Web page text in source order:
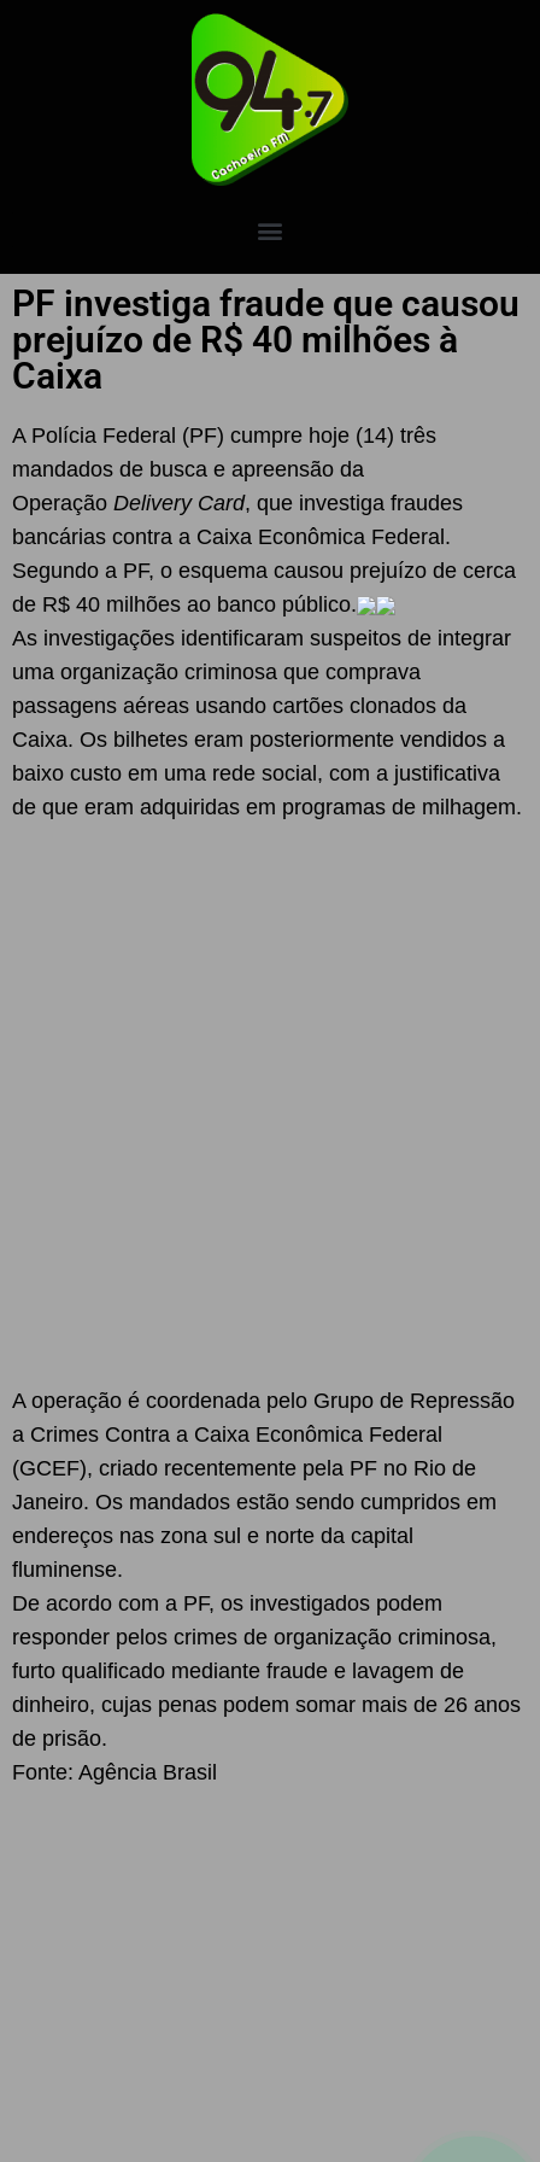
PF investiga fraude que causou
prejuízo de R$ 40 milhões à
Caixa
A Polícia Federal (PF) cumpre hoje (14) três
mandados de busca e apreensão da
Operação Delivery Card, que investiga fraudes
bancárias contra a Caixa Econômica Federal.
Segundo a PF, o esquema causou prejuízo de cerca
de R$ 40 milhões ao banco público.
As investigações identificaram suspeitos de integrar
uma organização criminosa que comprava
passagens aéreas usando cartões clonados da
Caixa. Os bilhetes eram posteriormente vendidos a
baixo custo em uma rede social, com a justificativa
de que eram adquiridas em programas de milhagem.
A operação é coordenada pelo Grupo de Repressão
a Crimes Contra a Caixa Econômica Federal
(GCEF), criado recentemente pela PF no Rio de
Janeiro. Os mandados estão sendo cumpridos em
endereços nas zona sul e norte da capital
fluminense.
De acordo com a PF, os investigados podem
responder pelos crimes de organização criminosa,
furto qualificado mediante fraude e lavagem de
dinheiro, cujas penas podem somar mais de 26 anos
de prisão.
Fonte: Agência Brasil